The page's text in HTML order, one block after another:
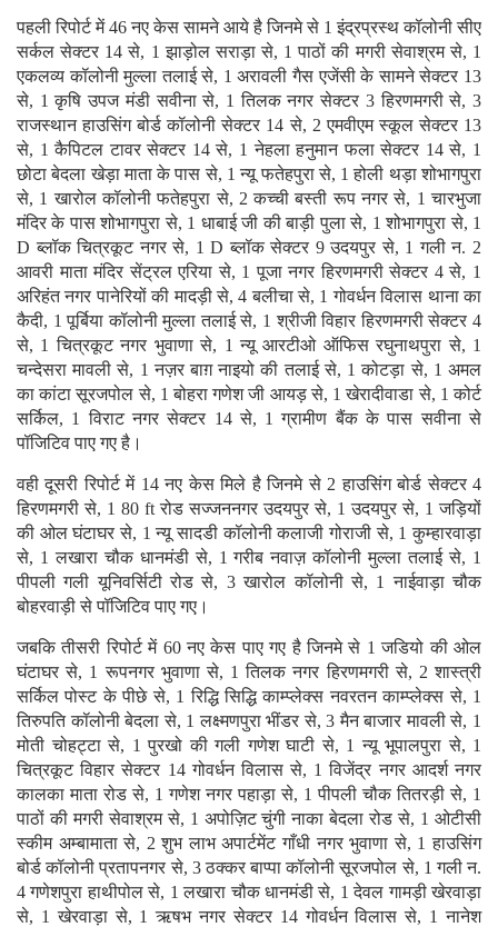
पहली रिपोर्ट में 46 नए केस सामने आये है जिनमे से 1 इंद्रप्रस्थ कॉलोनी सीए
सर्कल सेक्टर 14 से, 1 झाड़ोल सराड़ा से, 1 पाठों की मगरी सेवाश्रम से, 1
एकलव्य कॉलोनी मुल्ला तलाई से, 1 अरावली गैस एजेंसी के सामने सेक्टर 13
से, 1 कृषि उपज मंडी सवीना से, 1 तिलक नगर सेक्टर 3 हिरणमगरी से, 3
राजस्थान हाउसिंग बोर्ड कॉलोनी सेक्टर 14 से, 2 एमवीएम स्कूल सेक्टर 13
से, 1 कैपिटल टावर सेक्टर 14 से, 1 नेहला हनुमान फला सेक्टर 14 से, 1
छोटा बेदला खेड़ा माता के पास से, 1 न्यू फतेहपुरा से, 1 होली थड़ा शोभागपुरा
से, 1 खारोल कॉलोनी फतेहपुरा से, 2 कच्ची बस्ती रूप नगर से, 1 चारभुजा
मंदिर के पास शोभागपुरा से, 1 धाबाई जी की बाड़ी पुला से, 1 शोभागपुरा से, 1
D ब्लॉक चित्रकूट नगर से, 1 D ब्लॉक सेक्टर 9 उदयपुर से, 1 गली न. 2
आवरी माता मंदिर सेंट्रल एरिया से, 1 पूजा नगर हिरणमगरी सेक्टर 4 से, 1
अरिहंत नगर पानेरियों की मादड़ी से, 4 बलीचा से, 1 गोवर्धन विलास थाना का
कैदी, 1 पूर्बिया कॉलोनी मुल्ला तलाई से, 1 श्रीजी विहार हिरणमगरी सेक्टर 4
से, 1 चित्रकूट नगर भुवाणा से, 1 न्यू आरटीओ ऑफिस रघुनाथपुरा से, 1
चन्देसरा मावली से, 1 नज़र बाग़ नाइयो की तलाई से, 1 कोटड़ा से, 1 अमल
का कांटा सूरजपोल से, 1 बोहरा गणेश जी आयड़ से, 1 खेरादीवाडा से, 1 कोर्ट
सर्किल, 1 विराट नगर सेक्टर 14 से, 1 ग्रामीण बैंक के पास सवीना से
पॉजिटिव पाए गए है।
वही दूसरी रिपोर्ट में 14 नए केस मिले है जिनमे से 2 हाउसिंग बोर्ड सेक्टर 4
हिरणमगरी से, 1 80 ft रोड सज्जननगर उदयपुर से, 1 उदयपुर से, 1 जड़ियों
की ओल घंटाघर से, 1 न्यू सादडी कॉलोनी कलाजी गोराजी से, 1 कुम्हारवाड़ा
से, 1 लखारा चौक धानमंडी से, 1 गरीब नवाज़ कॉलोनी मुल्ला तलाई से, 1
पीपली गली यूनिवर्सिटी रोड से, 3 खारोल कॉलोनी से, 1 नाईवाड़ा चौक
बोहरवाड़ी से पॉजिटिव पाए गए।
जबकि तीसरी रिपोर्ट में 60 नए केस पाए गए है जिनमे से 1 जडियो की ओल
घंटाघर से, 1 रूपनगर भुवाणा से, 1 तिलक नगर हिरणमगरी से, 2 शास्त्री
सर्किल पोस्ट के पीछे से, 1 रिद्धि सिद्धि काम्प्लेक्स नवरतन काम्प्लेक्स से, 1
तिरुपति कॉलोनी बेदला से, 1 लक्ष्मणपुरा भींडर से, 3 मैन बाजार मावली से, 1
मोती चोहट्टा से, 1 पुरखो की गली गणेश घाटी से, 1 न्यू भूपालपुरा से, 1
चित्रकूट विहार सेक्टर 14 गोवर्धन विलास से, 1 विजेंद्र नगर आदर्श नगर
कालका माता रोड से, 1 गणेश नगर पहाड़ा से, 1 पीपली चौक तितरड़ी से, 1
पाठों की मगरी सेवाश्रम से, 1 अपोज़िट चुंगी नाका बेदला रोड से, 1 ओटीसी
स्कीम अम्बामाता से, 2 शुभ लाभ अपार्टमेंट गाँधी नगर भुवाणा से, 1 हाउसिंग
बोर्ड कॉलोनी प्रतापनगर से, 3 ठक्कर बाप्पा कॉलोनी सूरजपोल से, 1 गली न.
4 गणेशपुरा हाथीपोल से, 1 लखारा चौक धानमंडी से, 1 देवल गामड़ी खेरवाड़ा
से, 1 खेरवाड़ा से, 1 ऋषभ नगर सेक्टर 14 गोवर्धन विलास से, 1 नानेश